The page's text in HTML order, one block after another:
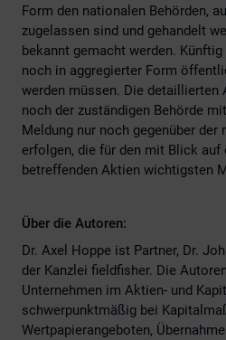
Form den nationalen Behörden,
zugelassen sind und gehandelt
bekannt gemacht werden.
noch in aggregierter Form
werden müssen. Die detaillierten
noch der zuständigen Behörde
Meldung nur noch gegenüber der
erfolgen, die für den mit Blick
betreffenden Aktien wichtigsten
Über die Autoren:
Dr. Axel Hoppe ist Partner, Dr.
der Kanzlei fieldfisher. Die
Unternehmen im Aktien- und
schwerpunktmäßig bei
Wertpapierangeboten,